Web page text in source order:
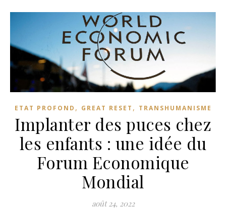
ETAT PROFOND , GREAT RESET , TRANSHUMANISME
Implanter des puces chez
les enfants : une idée du
Forum Economique
Mondial
août 24, 2022